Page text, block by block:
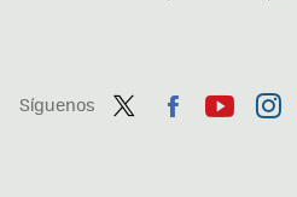
Síguenos